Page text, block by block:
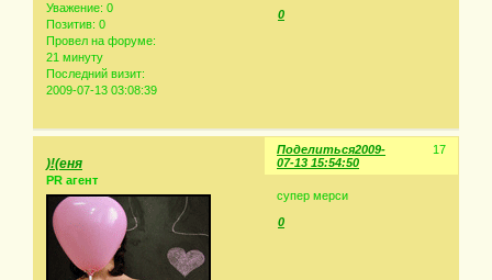
Уважение: 0
Позитив: 0
Провел на форуме:
21 минуту
Последний визит:
2009-07-13 03:08:39
0
Поделиться 17
2009-
07-13 15:54:50
)!(еня
PR агент
супер мерси
0